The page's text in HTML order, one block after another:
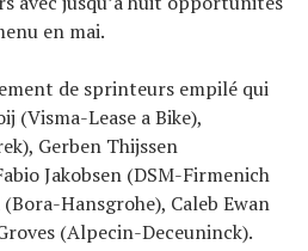
en mai.
de sprinteurs empilé qui
(Visma-Lease a Bike),
Gerben Thijssen
Jakobsen (DSM-Firmenich
Hansgrohe), Caleb Ewan
(Alpecin-Deceuninck).